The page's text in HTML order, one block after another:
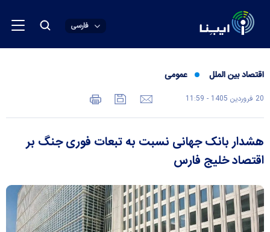
فارسی
اقتصاد بین الملل عمومی
20 فروردين 1405 - 11:59
هشدار بانک جهانی نسبت به تبعات فوری جنگ بر
اقتصاد خلیج فارس